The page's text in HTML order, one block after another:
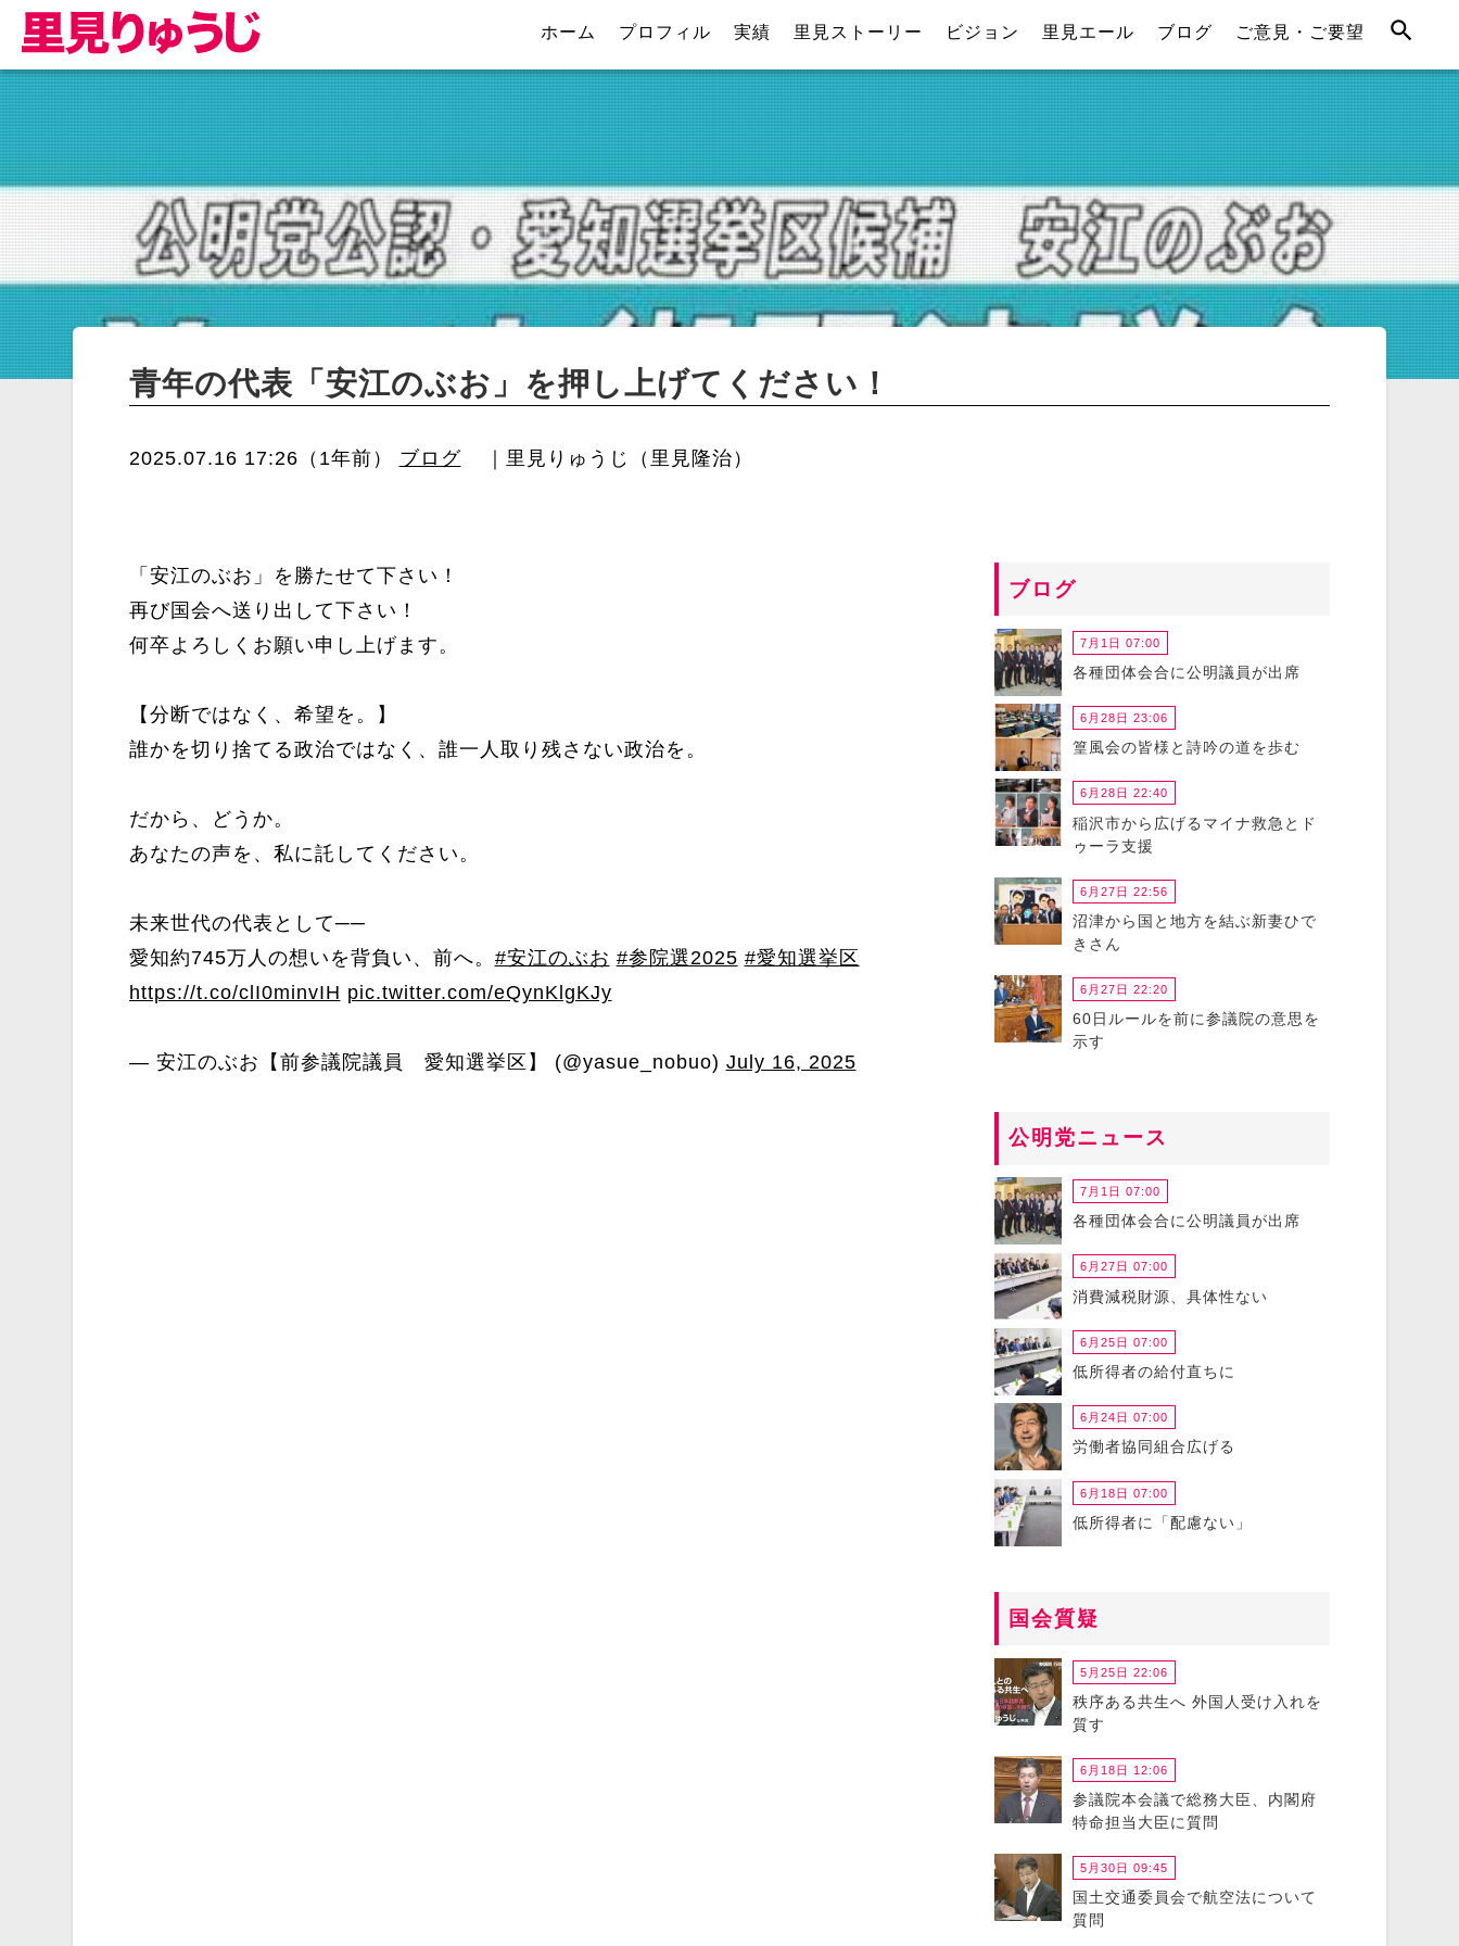
ホーム プロフィル 実績 里見ストーリー ビジョン 里見エール ブログ ご意見・ご要望
青年の代表「安江のぶお」を押し上げてください！
2025.07.16 17:26（1年前） ブログ ｜里見りゅうじ（里見隆治）
「安江のぶお」を勝たせて下さい！
再び国会へ送り出して下さい！
何卒よろしくお願い申し上げます。
【分断ではなく、希望を。】
誰かを切り捨てる政治ではなく、誰一人取り残さない政治を。
だから、どうか。
あなたの声を、私に託してください。
未来世代の代表として──
愛知約745万人の想いを背負い、前へ。 #安江のぶお #参院選2025 #愛知選挙区
https://t.co/clI0minvIH pic.twitter.com/eQynKlgKJy
— 安江のぶお【前参議院議員 愛知選挙区】 (@yasue_nobuo) July 16, 2025
ブログ
7月1日 07:00
各種団体会合に公明議員が出席
6月28日 23:06
篁風会の皆様と詩吟の道を歩む
6月28日 22:40
稲沢市から広げるマイナ救急とド
ゥーラ支援
6月27日 22:56
沼津から国と地方を結ぶ新妻ひで
きさん
6月27日 22:20
60日ルールを前に参議院の意思を
示す
公明党ニュース
7月1日 07:00
各種団体会合に公明議員が出席
6月27日 07:00
消費減税財源、具体性ない
6月25日 07:00
低所得者の給付直ちに
6月24日 07:00
労働者協同組合広げる
6月18日 07:00
低所得者に「配慮ない」
国会質疑
5月25日 22:06
秩序ある共生へ 外国人受け入れを
質す
6月18日 12:06
参議院本会議で総務大臣、内閣府
特命担当大臣に質問
5月30日 09:45
国土交通委員会で航空法について
質問